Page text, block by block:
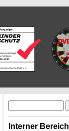
Interner Bereich